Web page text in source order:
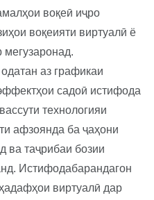
воқеӣ иҷро
воқеияти виртуалӣ ё
мегузаронад.
одатан аз графикаи
садоӣ истифода
технологияи
афзоянда ба ҷаҳони
ва таҷрибаи бозии
Истифодабарандагон
виртуалӣ дар